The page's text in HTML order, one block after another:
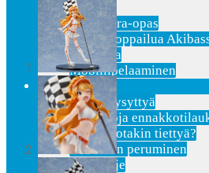
AMV
Akihabara-opas
Shoppailua
Pepakura
Mobiilipelaaminen
Ota yhteyttä
Usein Kysyttyä
Lisätietoja
Etsitkö jotakin tiettyä?
Tilauksen peruminen
Uutiskirje